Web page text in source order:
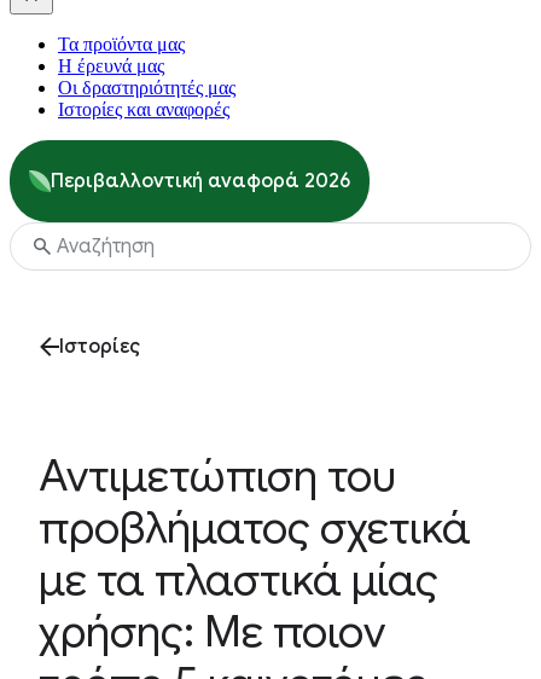
Τα προϊόντα μας
Η έρευνά μας
Οι δραστηριότητές μας
Ιστορίες και αναφορές
Περιβαλλοντική αναφορά 2026
Ιστορίες
Αντιμετώπιση του
προβλήματος σχετικά
με τα πλαστικά μίας
χρήσης: Με ποιον